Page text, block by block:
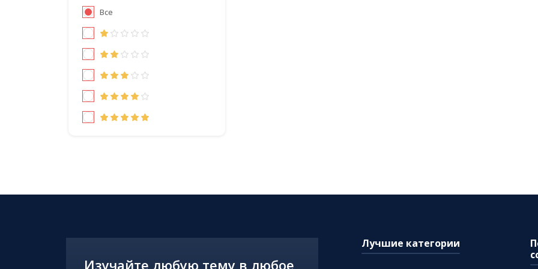
Все
Лучшие категории
Изучайте любую тему в любое